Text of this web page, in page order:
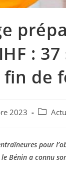
:
de
2023
pour
Bénin a connu